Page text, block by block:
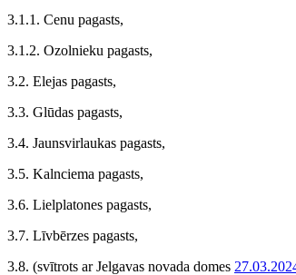
3.1.1. Cenu pagasts,
3.1.2. Ozolnieku pagasts,
3.2. Elejas pagasts,
3.3. Glūdas pagasts,
3.4. Jaunsvirlaukas pagasts,
3.5. Kalnciema pagasts,
3.6. Lielplatones pagasts,
3.7. Līvbērzes pagasts,
3.8. (svītrots ar Jelgavas novada domes